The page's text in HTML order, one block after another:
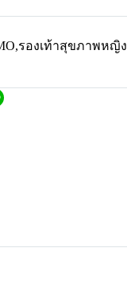
,รองเท้าสุขภาพหญิง